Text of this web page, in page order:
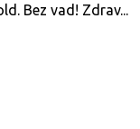
Bez vad! Zdrav...